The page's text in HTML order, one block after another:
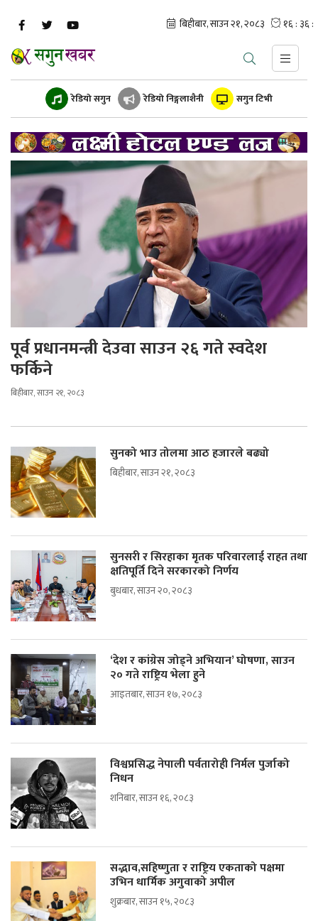
रेडियो सगुन रेडियो निङ्गलाशैनी सगुन टिभी
पूर्व प्रधानमन्त्री देउवा साउन २६ गते स्वदेश
फर्किने
बिहीबार, साउन २१, २०८३
सुनको भाउ तोलमा आठ हजारले बढ्यो
बिहीबार, साउन २१, २०८३
सुनसरी र सिरहाका मृतक परिवारलाई राहत तथा
क्षतिपूर्ति दिने सरकारको निर्णय
बुधबार, साउन २०, २०८३
‘देश र कांग्रेस जोड्ने अभियान’ घोषणा, साउन
२० गते राष्ट्रिय भेला हुने
आइतबार, साउन १७, २०८३
विश्वप्रसिद्ध नेपाली पर्वतारोही निर्मल पुर्जाको
निधन
शनिबार, साउन १६, २०८३
सद्भाव,सहिष्णुता र राष्ट्रिय एकताको पक्षमा
उभिन धार्मिक अगुवाको अपील
शुक्रबार, साउन १५, २०८३